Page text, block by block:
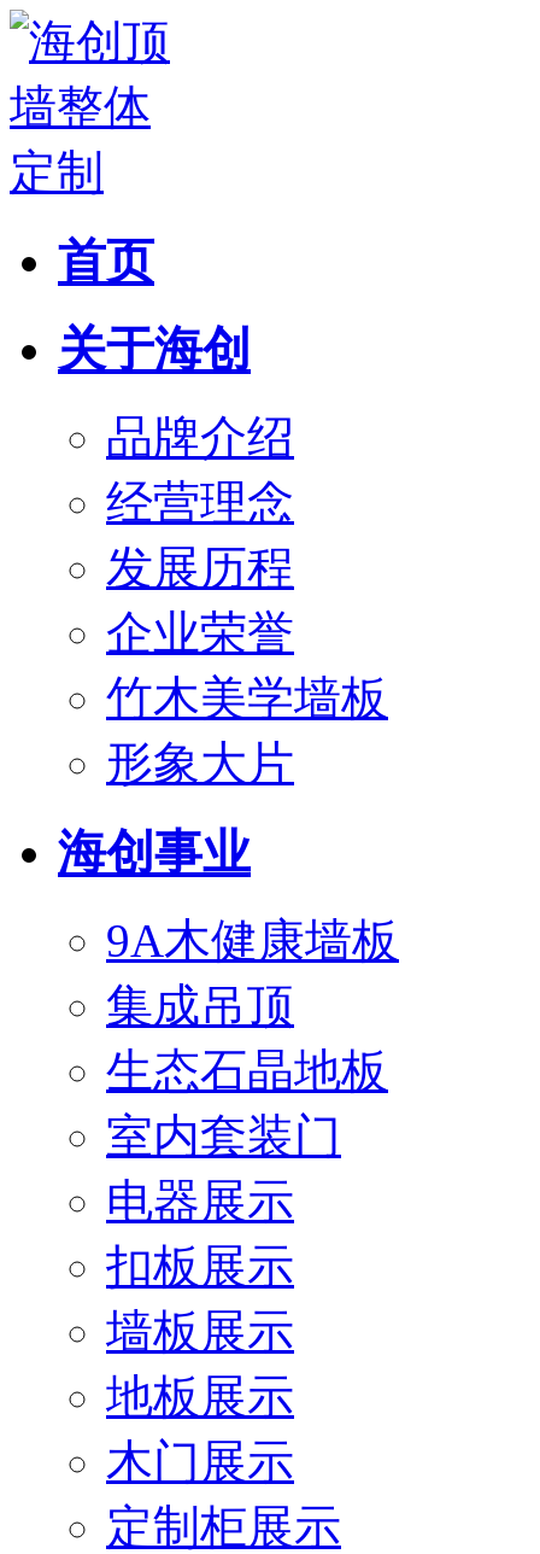
首页
关于海创
品牌介绍
经营理念
发展历程
企业荣誉
竹木美学墙板
形象大片
海创事业
9A木健康墙板
集成吊顶
生态石晶地板
室内套装门
电器展示
扣板展示
墙板展示
地板展示
木门展示
定制柜展示